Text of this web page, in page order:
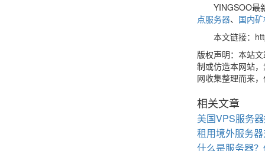
YINGSOO最
点服务器、 国内
本文链接：
版权声明：本站
制或仿造本网站
网收集整理而来
相关文章
美国VPS服务
租用境外服务
什么是服务器